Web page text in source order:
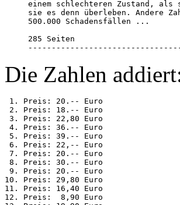
einem schlechteren Zustand,
sie es denn überleben. Andere
500.000 Schadensfällen ...
285
Die Zahlen
1. Preis: 20.-- Euro
2. Preis: 18.-- Euro
3. Preis: 22,80 Euro
4. Preis: 36.-- Euro
5. Preis: 39.-- Euro
6. Preis: 22,-- Euro
7. Preis: 20.-- Euro
8. Preis: 30.-- Euro
9. Preis: 20.-- Euro
10. Preis: 29,80 Euro
11. Preis: 16,40 Euro
12. Preis:  8,90 Euro